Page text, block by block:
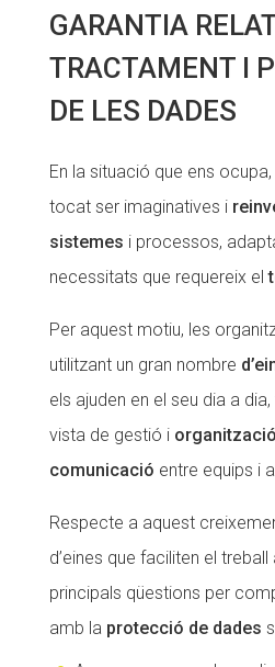
GARANTIA
TRACTAMENT I
DE LES DADES
En la situació que ens
tocat ser imaginatives i
sistemes i processos,
necessitats que requereix el
Per aquest motiu, les
utilitzant un gran nombre
els ajuden en el seu dia a
vista de gestió i
comunicació entre equips i
Respecte a aquest
d’eines que faciliten el
principals qüestions per
amb la protecció de dades